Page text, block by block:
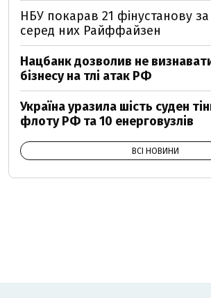
НБУ покарав 21 фінустанову
серед них Райффайзен
Нацбанк дозволив не
бізнесу на тлі атак РФ
Україна уразила шість суден
флоту РФ та 10 енерговузлів
ВСІ НОВИНИ